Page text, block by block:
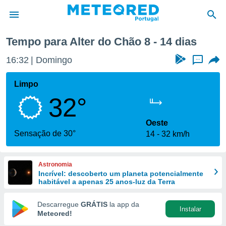
da
foi
fornecidas
a este
das
e
forma
digital
Tempo para Alter do Chão 8 - 14 dias
16:32 Domingo ...
Limpo
32°
Sensação de 30°
Oeste
14
32 km/h
Astronomia
Incrível: descoberto um planeta potencialmente
habitável a apenas 25 anos-luz da Terra
Descarregue GRÁTIS la app da
Meteored!
Instalar